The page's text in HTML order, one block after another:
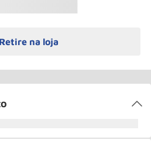
Retire na loja